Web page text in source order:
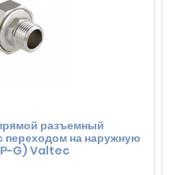
разъемный
на наружную
G) Valtec